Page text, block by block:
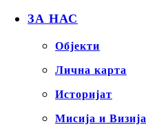
ЗА НАС
Објекти
Лична карта
Историјат
Мисија и Визија